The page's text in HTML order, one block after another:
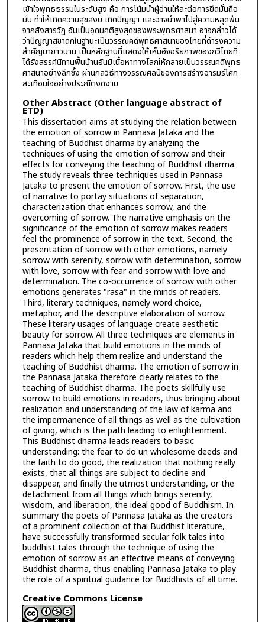
เข้าใจพุทธธรรมในระดับสูง คือ การโน้มนำผู้อ่านให้ละต่อการยึดมั่นถือ
มั่น ทำให้เกิดความสุขสงบ เกิดปัญญา และอาจนำพาไปสู่ความหลุดพ้น
จากสังสารวัฏ อันเป็นอุดมคติสูงสุดของพระพุทธศาสนา อาจกล่าวได้
ว่าปัญญาสชาดกในฐานะเป็นวรรณคดีพุทธศาสนาของไทยที่ดำรงความ
สำคัญมายาวนาน เป็นหลักฐานที่แสดงให้เห็นอัจฉริยภาพของกวีไทยที่
ได้รังสรรค์นิทานพื้นบ้านอันมีเนื้อหาทางโลกให้กลายเป็นวรรณคดีพุทธ
ศาสนาอย่างลึกซึ้ง ผ่านกลวิธีทางวรรณศิลป์ของการสร้างอารมร์โศก
สะเทือนใจอย่างประณีตงดงาม
Other Abstract (Other language abstract of
ETD)
This dissertation aims at studying the relation between
the emotion of sorrow in Pannasa Jataka and the
teaching of Buddhist dharma by analyzing the
techniques of using the emotion of sorrow and their
effects for conveying the teaching of Buddhist dharma.
The study reveals three techniques used in Pannasa
Jataka to present the emotion of sorrow. First, the use
of narrative to portay situations of separation,
characterization that enhances sorrow, and the
overcoming of sorrow. The narrative emphasis on the
significance of the emotion of sorrow makes readers
feel the prominence of sorrow in the text. Second, the
presentation of sorrow with other emotions, namely
sorrow with serenity, sorrow with determination, sorrow
with love, sorrow with fear and sorrow with love and
determination. The co-occurrence of sorrow with other
emotions generates "rasa" in the minds of readers.
Third, literary techniques, namely word choice,
metaphor, and the descriptive elaboration of sorrow.
These literary usages of language create aesthetic
beauty for sorrow. All three techniques are elements in
Pannasa Jataka that build emotions in the minds of
readers which help them realize and understand the
teaching of Buddhist dharma. The emotion of sorrow in
the Pannasa Jataka therefore clearly relates to the
teaching of Buddhist dharma. The poets skillfully use
sorrow to build emotions in readers, thus bringing about
realization and understanding of the law of karma and
the impermanence of all things as well as the cultivation
of giving, which is the path leading to enlightenment.
This Buddhist dharma leads readers to basic
understanding: the fear to do un wholesome deeds and
the faith to do good, the realization that nothing really
exists, that all things are subject to decline and
disappear, and finally the utmost understanding, or the
detachment from all things which brings serenity,
wisdom, and liberation, the ideal good of Buddhism. In
summary the poets of Pannasa Jataka as the creators
of a prominent collection of thai Buddhist literature,
have successfully transformed secular folk tales into
buddhist tales through the technique of using the
emotion of sorrow as an effective means of conveying
Buddhist dharma, thus enabling Pannasa Jataka to play
the role of a spiritual guidance for Buddhists of all time.
Creative Commons License